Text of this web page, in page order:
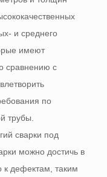
и среднего
имеют
сравнению с
по
трубы.
сварки под
можно достичь в
дефектам, таким